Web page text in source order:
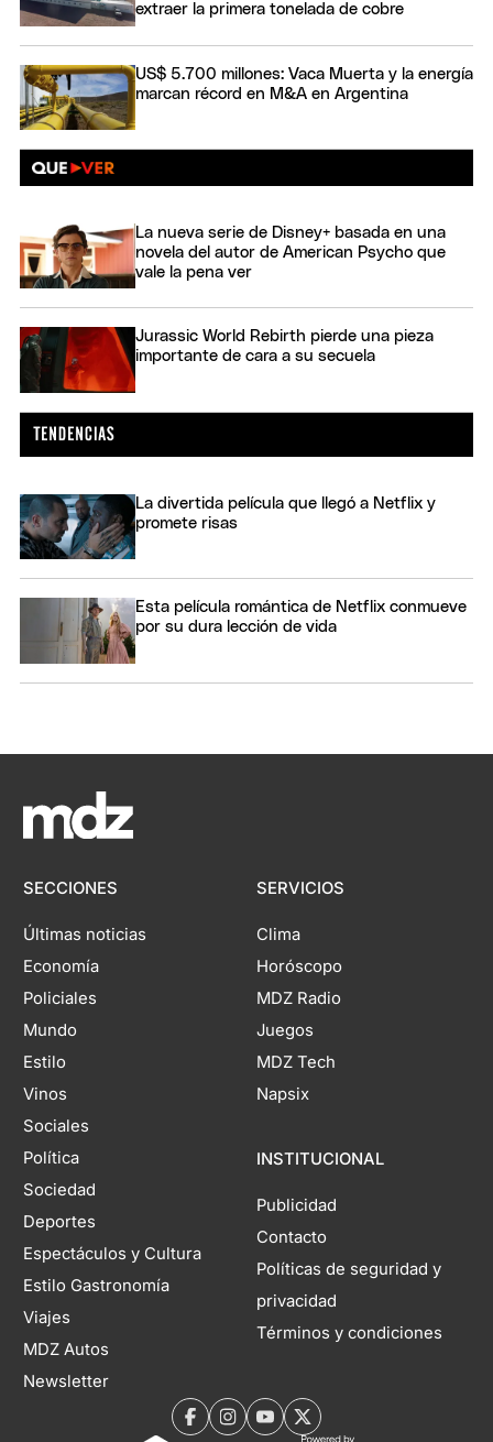
extraer la primera tonelada de cobre
US$ 5.700 millones: Vaca Muerta y la energía
marcan récord en M&A en Argentina
La nueva serie de Disney+ basada en una
novela del autor de American Psycho que
vale la pena ver
Jurassic World Rebirth pierde una pieza
importante de cara a su secuela
La divertida película que llegó a Netflix y
promete risas
Esta película romántica de Netflix conmueve
por su dura lección de vida
SECCIONES
Últimas noticias
Economía
Policiales
Mundo
Estilo
Vinos
Sociales
Política
Sociedad
Deportes
Espectáculos y Cultura
Estilo Gastronomía
Viajes
MDZ Autos
Newsletter
SERVICIOS
Clima
Horóscopo
MDZ Radio
Juegos
MDZ Tech
Napsix
INSTITUCIONAL
Publicidad
Contacto
Políticas de seguridad y
privacidad
Términos y condiciones